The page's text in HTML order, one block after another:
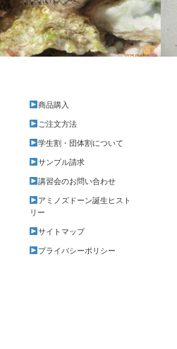
商品購入
ご注文方法
学生割・団体割について
サンプル請求
講習会のお問い合わせ
アミノズドーン誕生ヒスト
リー
サイトマップ
プライバシーポリシー